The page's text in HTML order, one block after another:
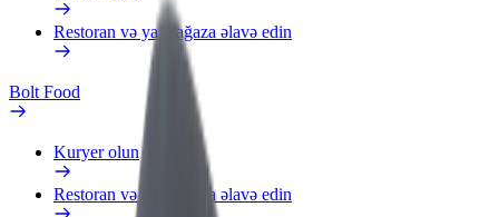
Restoran və ya mağaza əlavə edin
Bolt Food
Kuryer olun
Restoran və ya mağaza əlavə edin